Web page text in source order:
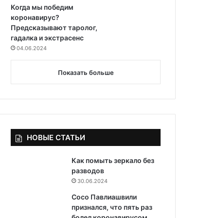
Когда мы победим
коронавирус?
Предсказывают таролог,
гадалка и экстрасенс
04.06.2024
Показать больше
НОВЫЕ СТАТЬИ
Как помыть зеркало без
разводов
30.06.2024
Сосо Павлиашвили
признался, что пять раз